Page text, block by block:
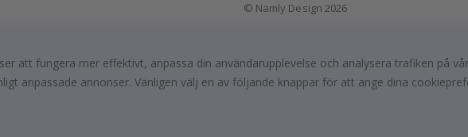
© Namly Design 2026
att fungera mer effektivt, anpassa din användarupplevelse och analysera trafiken på
anpassade annonser. Vänligen välj en av följande knappar för att ange dina